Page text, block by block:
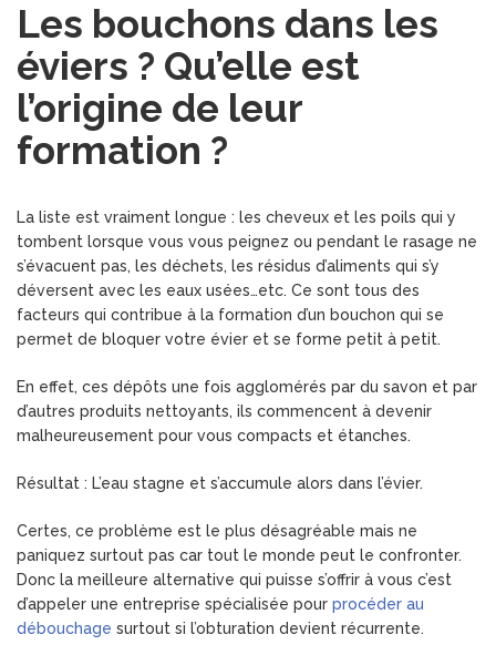
Les bouchons dans les
éviers ? Qu’elle est
l’origine de leur
formation ?
La liste est vraiment longue : les cheveux et les poils qui y
tombent lorsque vous vous peignez ou pendant le rasage ne
s’évacuent pas, les déchets, les résidus d’aliments qui s’y
déversent avec les eaux usées…etc. Ce sont tous des
facteurs qui contribue à la formation d’un bouchon qui se
permet de bloquer votre évier et se forme petit à petit.
En effet, ces dépôts une fois agglomérés par du savon et par
d’autres produits nettoyants, ils commencent à devenir
malheureusement pour vous compacts et étanches.
Résultat : L’eau stagne et s’accumule alors dans l’évier.
Certes, ce problème est le plus désagréable mais ne
paniquez surtout pas car tout le monde peut le confronter.
Donc la meilleure alternative qui puisse s’offrir à vous c’est
d’appeler une entreprise spécialisée pour procéder au
débouchage surtout si l’obturation devient récurrente.